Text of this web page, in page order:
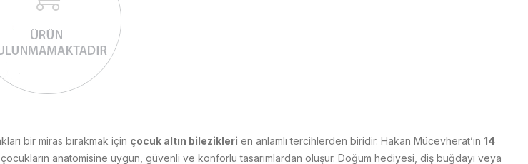
bir miras bırakmak için çocuk altın bilezikleri en anlamlı tercihlerden biridir. Hakan Mücevherat’ın 14
anatomisine uygun, güvenli ve konforlu tasarımlardan oluşur. Doğum hediyesi, diş buğdayı veya